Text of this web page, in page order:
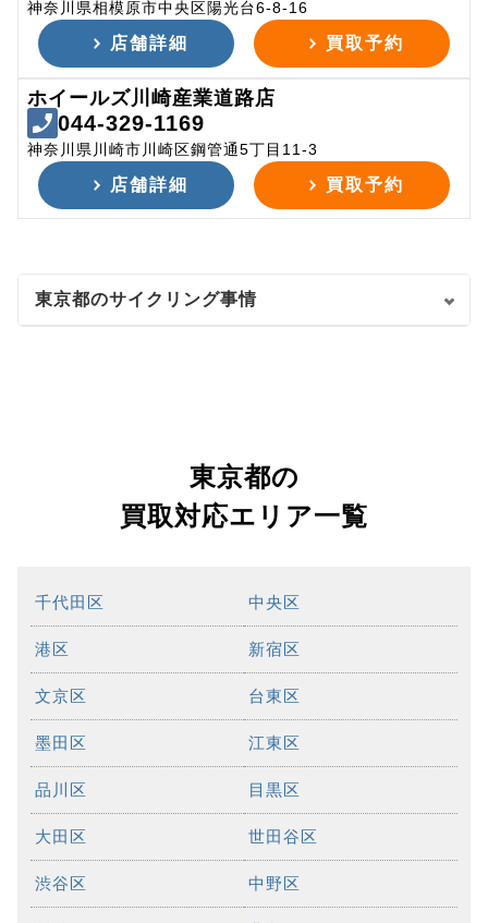
神奈川県相模原市中央区陽光台6-8-16
店舗詳細 買取予約
ホイールズ川崎産業道路店
044-329-1169
神奈川県川崎市川崎区鋼管通5丁目11-3
店舗詳細 買取予約
東京都のサイクリング事情
東京都の
買取対応エリア一覧
千代田区 中央区
港区 新宿区
文京区 台東区
墨田区 江東区
品川区 目黒区
大田区 世田谷区
渋谷区 中野区